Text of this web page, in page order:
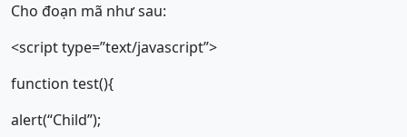
Cho đoạn mã như sau:
<script type=”text/javascript”>
function test(){
alert(“Child”);